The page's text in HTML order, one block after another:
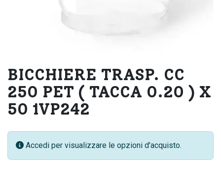
BICCHIERE TRASP. CC
250 PET ( TACCA 0.20 ) X
50 1VP242
Accedi per visualizzare le opzioni d'acquisto.